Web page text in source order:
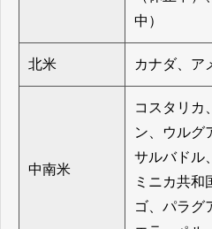
中）
北米 カナダ、ア
中南米
コスタリカ
ン、ウルグ
サルバドル
ミニカ共和
ゴ、パラグ